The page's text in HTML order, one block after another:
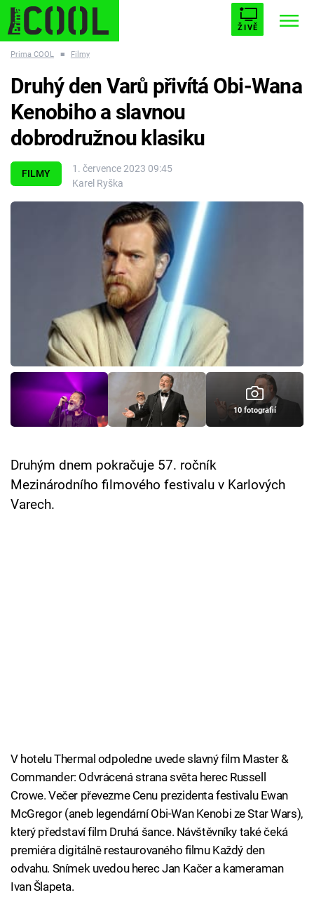
ŽIVĚ
ESCAPE PLNEJ KOTEL AVENGERS 5
Témata
Cool Esport
Pořady
TV Program
Přihlášení
Prima COOL ■ Filmy
FILMY
1. července 2023 09:45
Karel Ryška
Druhý den Varů přivítá Obi-Wana
Kenobiho a slavnou
dobrodružnou klasiku
10 fotografií
Druhým dnem pokračuje 57. ročník
Mezinárodního filmového festivalu v Karlových
Varech.
V hotelu Thermal odpoledne uvede slavný film Master &
Commander: Odvrácená strana světa herec Russell
Crowe. Večer převezme Cenu prezidenta festivalu Ewan
McGregor (aneb legendární Obi-Wan Kenobi ze Star Wars),
který představí film Druhá šance. Návštěvníky také čeká
premiéra digitálně restaurovaného filmu Každý den
odvahu. Snímek uvedou herec Jan Kačer a kameraman
Ivan Šlapeta.